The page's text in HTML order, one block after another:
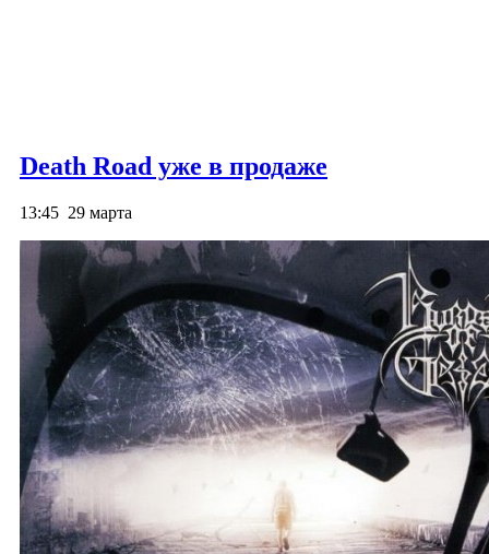
Death Road уже в продаже
13:45 29 марта